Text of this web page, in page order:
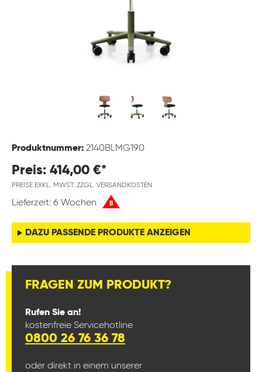
Produktnummer: 2140BLMG190
Preis: 414,00 €*
PREISE EXKL. MWST. ZZGL. VERSANDKOSTEN
Lieferzeit: 6 Wochen B
DAZU PASSENDE PRODUKTE ANZEIGEN
FRAGEN ZUM PRODUKT?
Rufen Sie an!
kostenfreie Servicehotline
0800 26 76 36 78
oder direkt in einem unserer